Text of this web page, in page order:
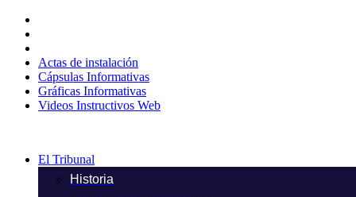
contenido
Actas de instalación
Cápsulas Informativas
Gráficas Informativas
Videos Instructivos Web
El Tribunal
Historia